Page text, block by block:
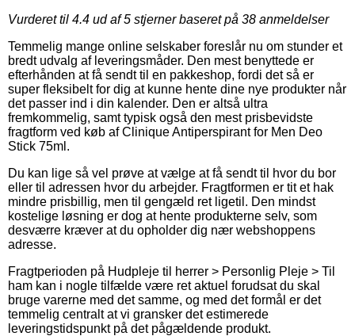
Vurderet til 4.4 ud af 5 stjerner baseret på 38 anmeldelser
Temmelig mange online selskaber foreslår nu om stunder et
bredt udvalg af leveringsmåder. Den mest benyttede er
efterhånden at få sendt til en pakkeshop, fordi det så er
super fleksibelt for dig at kunne hente dine nye produkter når
det passer ind i din kalender. Den er altså ultra
fremkommelig, samt typisk også den mest prisbevidste
fragtform ved køb af Clinique Antiperspirant for Men Deo
Stick 75ml.
Du kan lige så vel prøve at vælge at få sendt til hvor du bor
eller til adressen hvor du arbejder. Fragtformen er tit et hak
mindre prisbillig, men til gengæld ret ligetil. Den mindst
kostelige løsning er dog at hente produkterne selv, som
desværre kræver at du opholder dig nær webshoppens
adresse.
Fragtperioden på Hudpleje til herrer > Personlig Pleje > Til
ham kan i nogle tilfælde være ret aktuel forudsat du skal
bruge varerne med det samme, og med det formål er det
temmelig centralt at vi gransker det estimerede
leveringstidspunkt på det pågældende produkt.